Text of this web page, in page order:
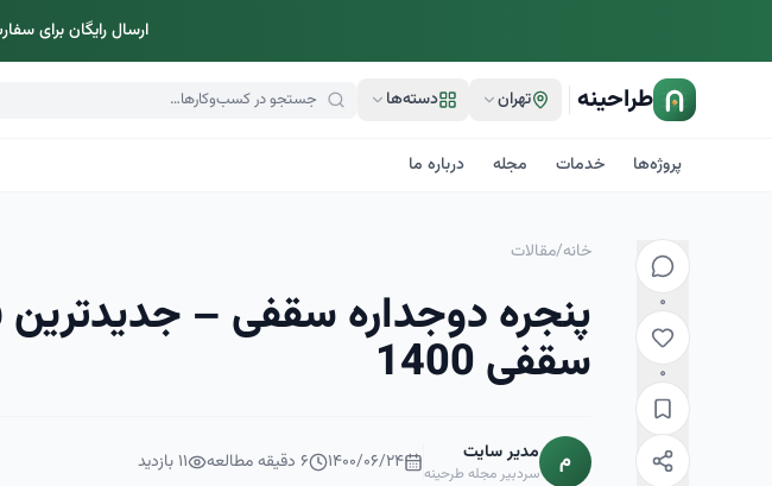
ارسال رایگان برای
طراحینه تهران دسته‌ها
پروژه‌ها خدمات مجله درباره ما
۰
۰
خانه/مقالات
پنجره دوجداره سقفی –
سقفی 1400
م مدیر سایت
سردبیر مجله طرحینه ۱۴۰۰/۰۶/۲۴ ۶ دقیقه مطالعه ۱۱بازدید